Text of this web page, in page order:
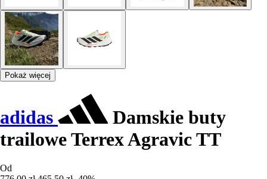
Pokaż więcej
adidas
Damskie buty
trailowe Terrex Agravic TT
Od